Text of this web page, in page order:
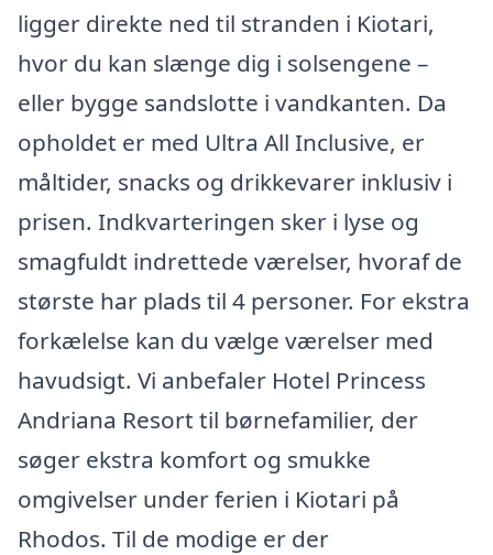
ligger direkte ned til stranden i Kiotari,
hvor du kan slænge dig i solsengene –
eller bygge sandslotte i vandkanten. Da
opholdet er med Ultra All Inclusive, er
måltider, snacks og drikkevarer inklusiv i
prisen. Indkvarteringen sker i lyse og
smagfuldt indrettede værelser, hvoraf de
største har plads til 4 personer. For ekstra
forkælelse kan du vælge værelser med
havudsigt. Vi anbefaler Hotel Princess
Andriana Resort til børnefamilier, der
søger ekstra komfort og smukke
omgivelser under ferien i Kiotari på
Rhodos. Til de modige er der